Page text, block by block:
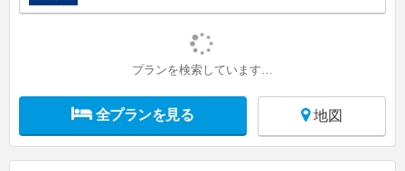
プランを検索しています…
全プランを見る 地図